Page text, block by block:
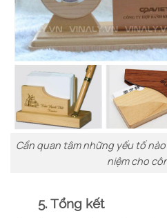
Cần quan tâm những yếu tố
niệm cho
5. Tổng kết